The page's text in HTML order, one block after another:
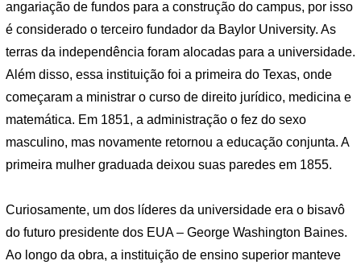
angariação de fundos para a construção do campus, por isso
é considerado o terceiro fundador da Baylor University. As
terras da independência foram alocadas para a universidade.
Além disso, essa instituição foi a primeira do Texas, onde
começaram a ministrar o curso de direito jurídico, medicina e
matemática. Em 1851, a administração o fez do sexo
masculino, mas novamente retornou a educação conjunta. A
primeira mulher graduada deixou suas paredes em 1855.
Curiosamente, um dos líderes da universidade era o bisavô
do futuro presidente dos EUA – George Washington Baines.
Ao longo da obra, a instituição de ensino superior manteve